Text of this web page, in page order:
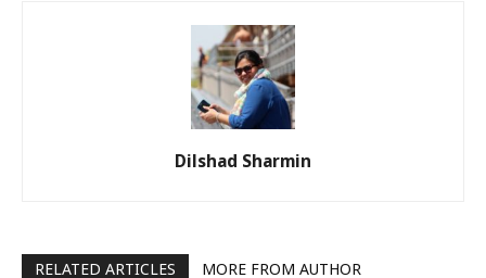
Dilshad Sharmin
RELATED ARTICLES MORE FROM AUTHOR